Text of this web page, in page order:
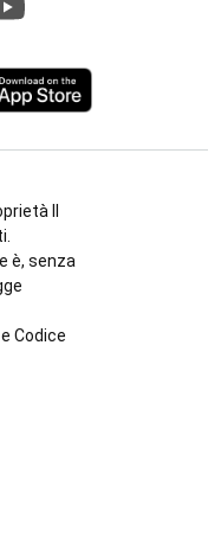
Il
è, senza
Codice